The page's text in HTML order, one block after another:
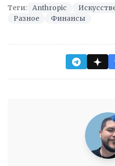
Теги: Anthropic
Разное
Финансы